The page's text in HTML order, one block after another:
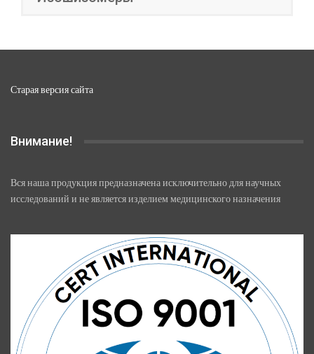
Старая версия сайта
Внимание!
Вся наша продукция предназначена исключительно для научных
исследований и не является изделием медицинского назначения